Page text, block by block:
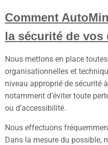
Comment
la sécurité de vos
Nous mettons en place
organisationnelles et
niveau approprié de sécurité
notamment d’éviter toute
ou d’accessibilité.
Nous effectuons
Dans la mesure du possible,